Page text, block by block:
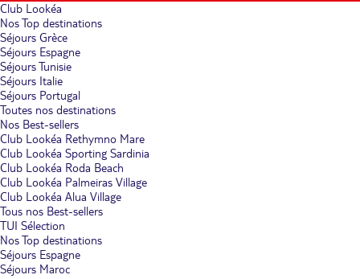
Club Lookéa
Nos Top destinations
Séjours Grèce
Séjours Espagne
Séjours Tunisie
Séjours Italie
Séjours Portugal
Toutes nos destinations
Nos Best-sellers
Club Lookéa Rethymno Mare
Club Lookéa Sporting Sardinia
Club Lookéa Roda Beach
Club Lookéa Palmeiras Village
Club Lookéa Alua Village
Tous nos Best-sellers
TUI Sélection
Nos Top destinations
Séjours Espagne
Séjours Maroc